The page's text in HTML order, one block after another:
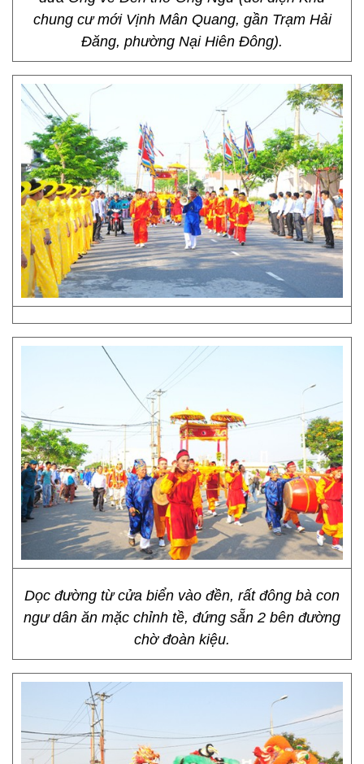
chung cư mới Vịnh Mân Quang, gần Trạm Hải
Đăng, phường Nại Hiên Đông).
Dọc đường từ cửa biển vào đền, rất đông bà con
ngư dân ăn mặc chỉnh tề, đứng sẵn 2 bên đường
chờ đoàn kiệu.